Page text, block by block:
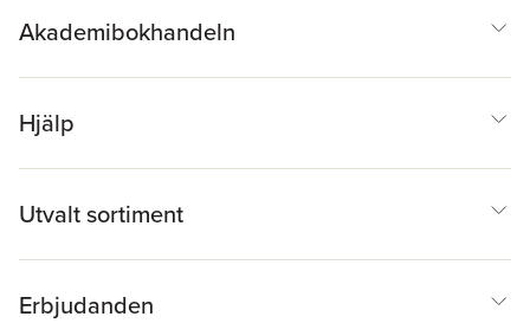
Akademibokhandeln
Hjälp
Utvalt sortiment
Erbjudanden